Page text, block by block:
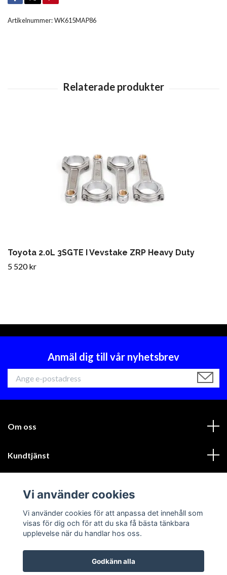
Artikelnummer:WK615MAP86
Toyota 2.0L 3SGTE I Vevstake ZRP Heavy Duty
5 520 kr
Anmäl dig till vår nyhetsbrev
Om oss
Kundtjänst
Sociala medier
Vi använder cookies
Vi använder cookies för att anpassa det innehåll som
visas för dig och för att du ska få bästa tänkbara
upplevelse när du handlar hos oss.
Godkänn alla